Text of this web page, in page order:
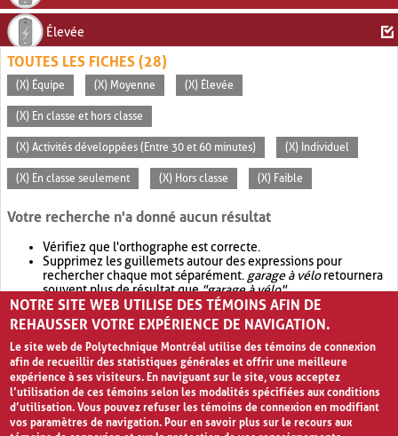
Élevée
TOUTES LES FICHES (28)
(X) Équipe (X) Moyenne (X) Élevée
(X) En classe et hors classe
(X) Activités développées (Entre 30 et 60 minutes) (X) Individuel
(X) En classe seulement (X) Hors classe (X) Faible
Votre recherche n'a donné aucun résultat
Vérifiez que l'orthographe est correcte.
Supprimez les guillemets autour des expressions pour
rechercher chaque mot séparément. garage à véloretournera
souvent plus de résultat que"garage à vélo".
Envisagez d'élargir votre recherche avec OR.garage OR vélo
retournera souvent plus de résultat quegarage à vélo
NOTRE SITE WEB UTILISE DES TÉMOINS AFIN DE
REHAUSSER VOTRE EXPÉRIENCE DE NAVIGATION.
Le site web de Polytechnique Montréal utilise des témoins de connexion
afin de recueillir des statistiques générales et offrir une meilleure
expérience à ses visiteurs. En naviguant sur le site, vous acceptez
l’utilisation de ces témoins selon les modalités spécifiées aux conditions
d’utilisation. Vous pouvez refuser les témoins de connexion en modifiant
vos paramètres de navigation. Pour en savoir plus sur le recours aux